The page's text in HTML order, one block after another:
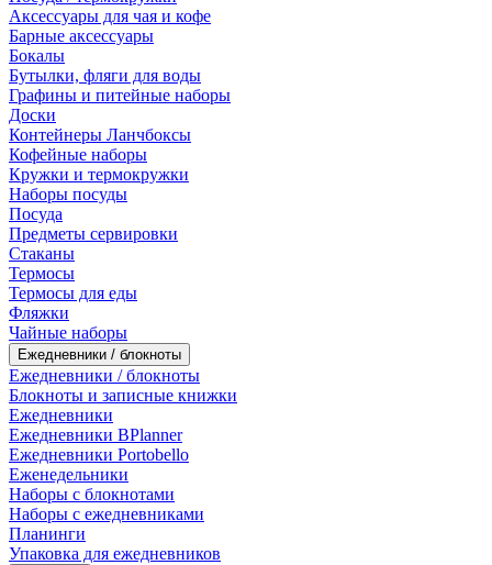
Аксессуары для чая и кофе
Барные аксессуары
Бокалы
Бутылки, фляги для воды
Графины и питейные наборы
Доски
Контейнеры Ланчбоксы
Кофейные наборы
Кружки и термокружки
Наборы посуды
Посуда
Предметы сервировки
Стаканы
Термосы
Термосы для еды
Фляжки
Чайные наборы
Ежедневники / блокноты
Ежедневники / блокноты
Блокноты и записные книжки
Ежедневники
Ежедневники BPlanner
Ежедневники Portobello
Еженедельники
Наборы с блокнотами
Наборы с ежедневниками
Планинги
Упаковка для ежедневников